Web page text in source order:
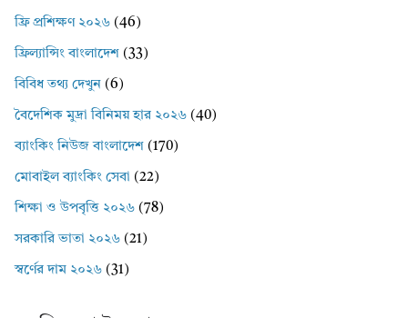
ফ্রি প্রশিক্ষণ ২০২৬ (46)
ফ্রিল্যান্সিং বাংলাদেশ (33)
বিবিধ তথ্য দেখুন (6)
বৈদেশিক মুদ্রা বিনিময় হার ২০২৬ (40)
ব্যাংকিং নিউজ বাংলাদেশ (170)
মোবাইল ব্যাংকিং সেবা (22)
শিক্ষা ও উপবৃত্তি ২০২৬ (78)
সরকারি ভাতা ২০২৬ (21)
স্বর্ণের দাম ২০২৬ (31)